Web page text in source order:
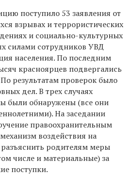
поступило 53 заявления от
взрывах и террористических
и социально-культурных
силами сотрудников УВД
населения. По последним
красноярцев подвергались
результатам проверок было
дел. В трех случаях
были обнаружены (все они
На заседании
правоохранительным
воздействия на
родителям меры
числе и материальные) за
поступки.